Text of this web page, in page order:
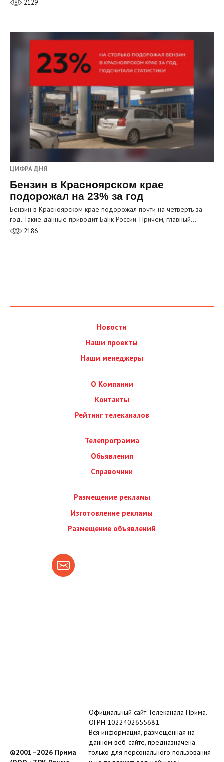
2129
ЦИФРА ДНЯ
Бензин в Красноярском крае
подорожал на 23% за год
Бензин в Красноярском крае подорожал почти на четверть за
год. Такие данные приводит Банк России. Причём, главный…
2186
Новости
Наши проекты
Наши менеджеры
О Компании
Контакты
Рейтинг телеканалов
Телепрограмма
Обьявления
Справочник
Размещение рекламы
Изготовление рекламы
Размещение объявлений
©2001–2026 Прима
Официальный сайт Телеканала Прима.
ОГРН 1022402655681.
Вся информация, размещенная на
данном веб-сайте, предназначена
только для персонального пользования